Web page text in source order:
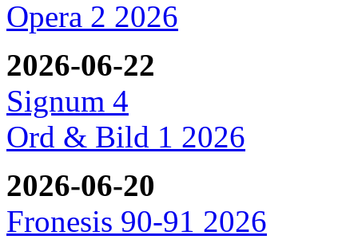
Opera 2 2026
2026-06-22
Signum 4
Ord & Bild 1 2026
2026-06-20
Fronesis 90-91 2026